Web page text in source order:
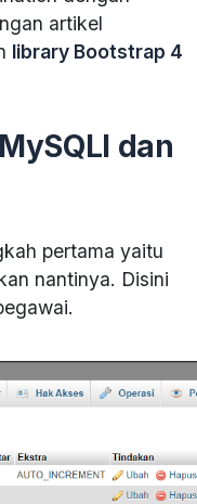
artikel
library Bootstrap 4
dan
pertama yaitu
nantinya. Disini